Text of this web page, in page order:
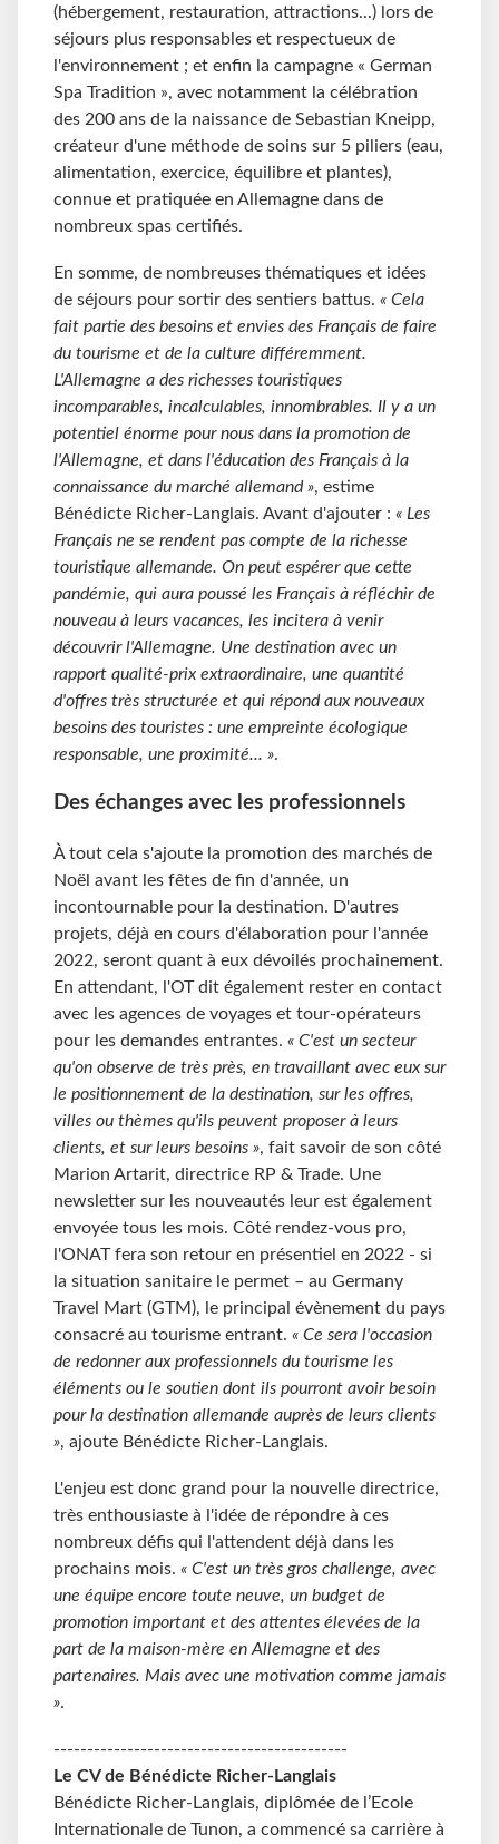
(hébergement, restauration, attractions...) lors de
séjours plus responsables et respectueux de
l'environnement ; et enfin la campagne « German
Spa Tradition », avec notamment la célébration
des 200 ans de la naissance de Sebastian Kneipp,
créateur d'une méthode de soins sur 5 piliers (eau,
alimentation, exercice, équilibre et plantes),
connue et pratiquée en Allemagne dans de
nombreux spas certifiés.
En somme, de nombreuses thématiques et idées
de séjours pour sortir des sentiers battus. « Cela
fait partie des besoins et envies des Français de faire
du tourisme et de la culture différemment.
L'Allemagne a des richesses touristiques
incomparables, incalculables, innombrables. Il y a un
potentiel énorme pour nous dans la promotion de
l'Allemagne, et dans l'éducation des Français à la
connaissance du marché allemand », estime
Bénédicte Richer-Langlais. Avant d'ajouter : « Les
Français ne se rendent pas compte de la richesse
touristique allemande. On peut espérer que cette
pandémie, qui aura poussé les Français à réfléchir de
nouveau à leurs vacances, les incitera à venir
découvrir l'Allemagne. Une destination avec un
rapport qualité-prix extraordinaire, une quantité
d'offres très structurée et qui répond aux nouveaux
besoins des touristes : une empreinte écologique
responsable, une proximité... ».
Des échanges avec les professionnels
À tout cela s'ajoute la promotion des marchés de
Noël avant les fêtes de fin d'année, un
incontournable pour la destination. D'autres
projets, déjà en cours d'élaboration pour l'année
2022, seront quant à eux dévoilés prochainement.
En attendant, l'OT dit également rester en contact
avec les agences de voyages et tour-opérateurs
pour les demandes entrantes. « C'est un secteur
qu'on observe de très près, en travaillant avec eux sur
le positionnement de la destination, sur les offres,
villes ou thèmes qu'ils peuvent proposer à leurs
clients, et sur leurs besoins », fait savoir de son côté
Marion Artarit, directrice RP & Trade. Une
newsletter sur les nouveautés leur est également
envoyée tous les mois. Côté rendez-vous pro,
l'ONAT fera son retour en présentiel en 2022 - si
la situation sanitaire le permet – au Germany
Travel Mart (GTM), le principal évènement du pays
consacré au tourisme entrant. « Ce sera l'occasion
de redonner aux professionnels du tourisme les
éléments ou le soutien dont ils pourront avoir besoin
pour la destination allemande auprès de leurs clients
», ajoute Bénédicte Richer-Langlais.
L'enjeu est donc grand pour la nouvelle directrice,
très enthousiaste à l'idée de répondre à ces
nombreux défis qui l'attendent déjà dans les
prochains mois. « C'est un très gros challenge, avec
une équipe encore toute neuve, un budget de
promotion important et des attentes élevées de la
part de la maison-mère en Allemagne et des
partenaires. Mais avec une motivation comme jamais
».
--------------------------------------------
Le CV de Bénédicte Richer-Langlais
Bénédicte Richer-Langlais, diplômée de l’Ecole
Internationale de Tunon, a commencé sa carrière à